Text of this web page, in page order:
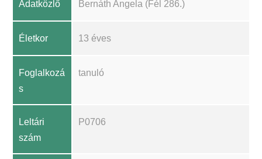
Adatközlő Bernáth Angela (Fél 286.)
Életkor 13 éves
Foglalkozá
s
tanuló
Leltári
szám
P0706